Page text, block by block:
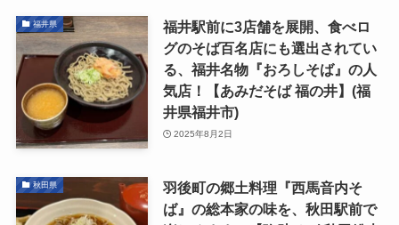
福井県
福井駅前に3店舗を展開、食べロ
グのそば百名店にも選出されてい
る、福井名物『おろしそば』の人
気店！【あみだそば 福の井】(福
井県福井市)
2025年8月2日
秋田県
羽後町の郷土料理『西馬音内そ
ば』の総本家の味を、秋田駅前で